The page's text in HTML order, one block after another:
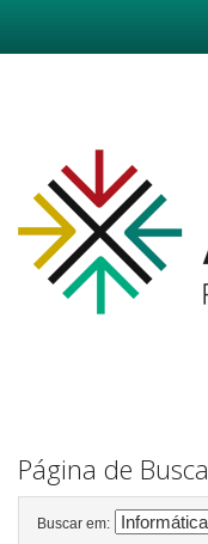
Página de Busca
Buscar em: